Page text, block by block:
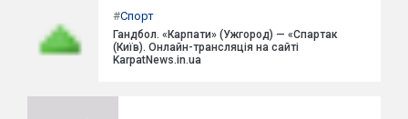
#Спорт
Гандбол. «Карпати» (Ужгород) — «Спартак
(Київ). Онлайн-трансляція на сайті
KarpatNews.in.ua